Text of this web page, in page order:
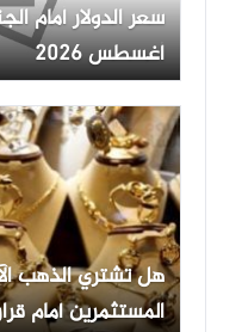
أغسطس 2026
هل تشتري الذهب
المستثمرين أمام